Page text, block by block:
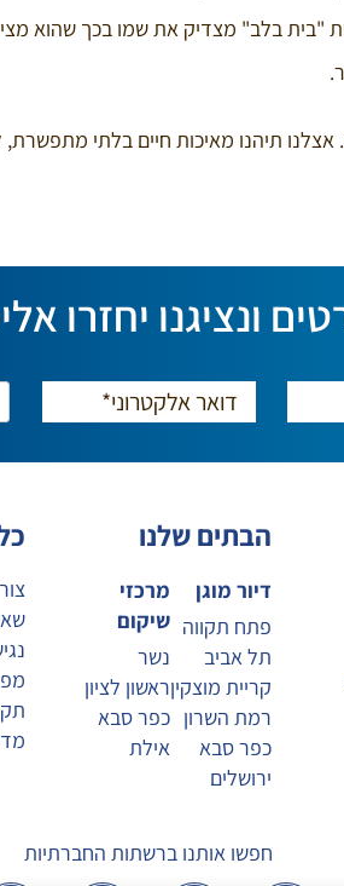
"בית בלב" מצדיק את שמו בכך שהוא
תיהנו מאיכות חיים בלתי
ונציגנו יחזרו
הבתים שלנו
דיור מוגן
פתח תקווה
תל אביב
קריית מוצקין
רמת השרון
כפר סבא
ירושלים
מרכזי
שיקום
נשר
ראשון לציון
כפר סבא
אילת
חפשו אותנו ברשתות החברתיות